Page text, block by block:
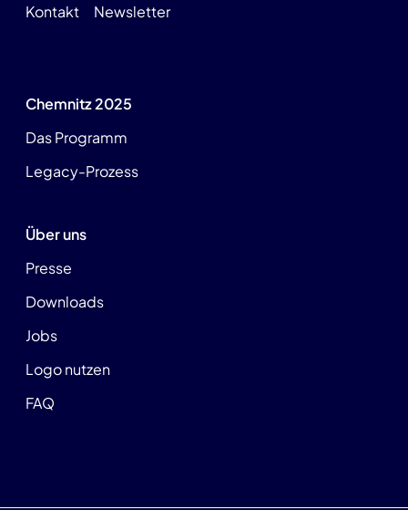
Kontakt Newsletter
Chemnitz 2025
Das Programm
Legacy-Prozess
Über uns
Presse
Downloads
Jobs
Logo nutzen
FAQ